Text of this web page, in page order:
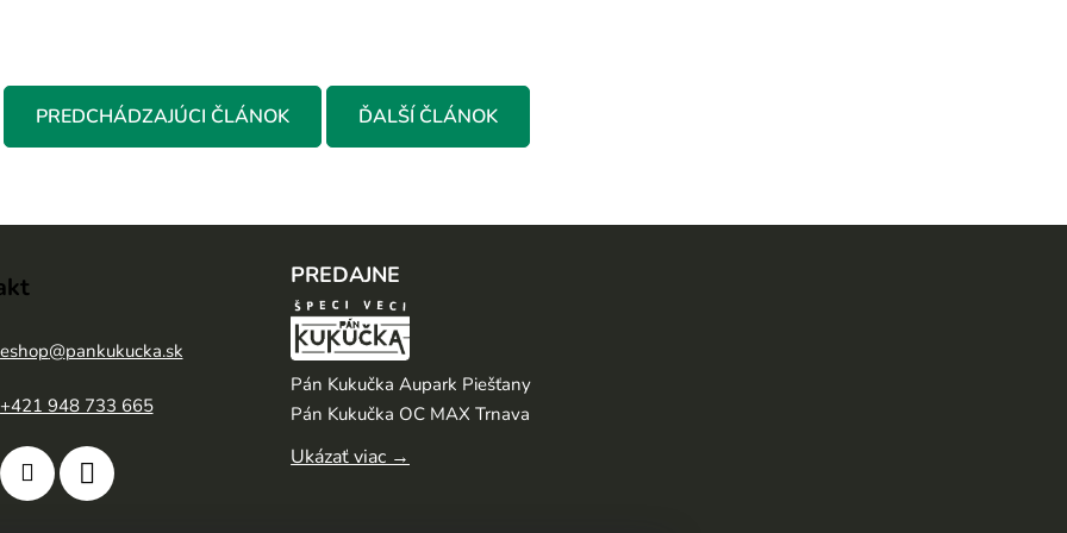
PREDCHÁDZAJÚCI ČLÁNOK ĎALŠÍ ČLÁNOK
eshop@pankukucka.sk
+421 948 733 665
PREDAJNE
Pán Kukučka Aupark Piešťany
Pán Kukučka OC MAX Trnava
Ukázať viac →